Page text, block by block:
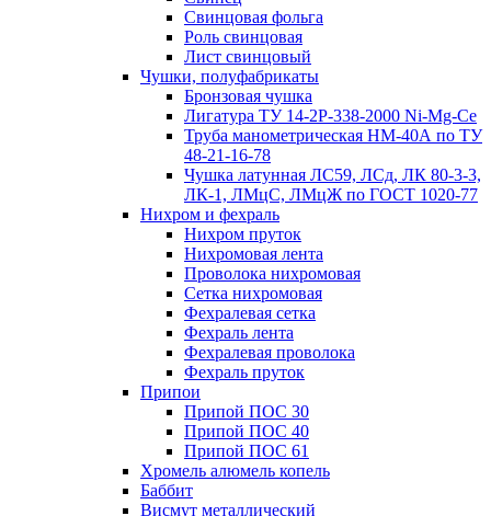
Свинцовая фольга
Роль свинцовая
Лист свинцовый
Чушки, полуфабрикаты
Бронзовая чушка
Лигатура ТУ 14-2Р-338-2000 Ni-Mg-Ce
Труба манометрическая НМ-40А по ТУ
48-21-16-78
Чушка латунная ЛС59, ЛСд, ЛК 80-3-3,
ЛК-1, ЛМцС, ЛМцЖ по ГОСТ 1020-77
Нихром и фехраль
Нихром пруток
Нихромовая лента
Проволока нихромовая
Сетка нихромовая
Фехралевая сетка
Фехраль лента
Фехралевая проволока
Фехраль пруток
Припои
Припой ПОС 30
Припой ПОС 40
Припой ПОС 61
Хромель алюмель копель
Баббит
Висмут металлический